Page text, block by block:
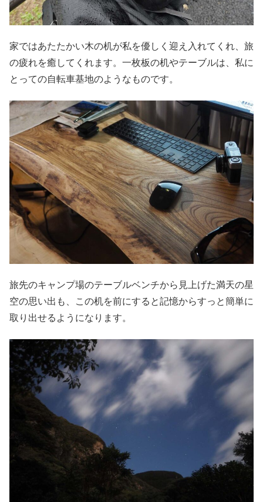
家ではあたたかい木の机が私を優しく迎え入れてくれ、旅
の疲れを癒してくれます。一枚板の机やテーブルは、私に
とっての自転車基地のようなものです。
旅先のキャンプ場のテーブルベンチから見上げた満天の星
空の思い出も、この机を前にすると記憶からすっと簡単に
取り出せるようになります。